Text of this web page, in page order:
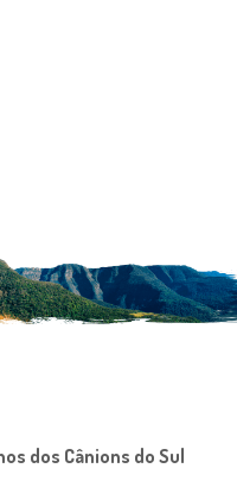
dos Cânions do Sul